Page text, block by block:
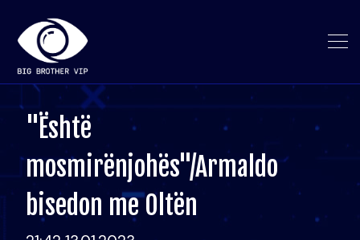
"Është
mosmirënjohës"/Armaldo
bisedon me Oltën